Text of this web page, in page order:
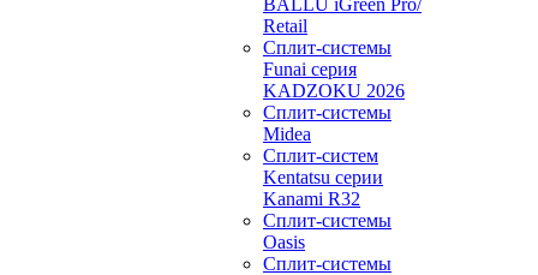
BALLU iGreen Pro/
Retail
Сплит-системы
Funai серия
KADZOKU 2026
Сплит-системы
Midea
Сплит-систем
Kentatsu серии
Kanami R32
Сплит-системы
Oasis
Сплит-системы